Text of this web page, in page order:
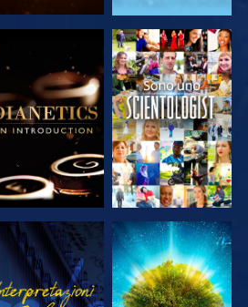
ESPLORA LE
SERIE
GUARDA
GUARDA
ESPLORA LE
SERIE